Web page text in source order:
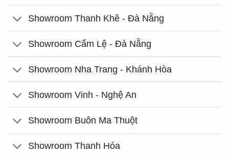
Showroom Thanh Khê - Đà Nẵng
Showroom Cẩm Lệ - Đà Nẵng
Showroom Nha Trang - Khánh Hòa
Showroom Vinh - Nghệ An
Showroom Buôn Ma Thuột
Showroom Thanh Hóa